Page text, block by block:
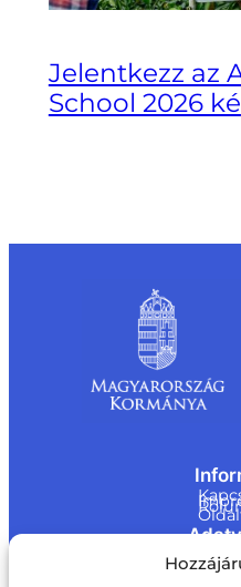
Jelentkezz az
School 2026
Jogi nyilatkozat
Adatvédelmi